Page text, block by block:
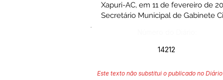
Xapuri-AC, em 11 de fevereiro de
Secretário Municipal de Gabinete
14212
Este texto não substitui o publicado no